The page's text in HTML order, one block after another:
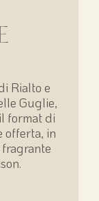
Rialto e
Guglie,
format di
offerta, in
fragrante